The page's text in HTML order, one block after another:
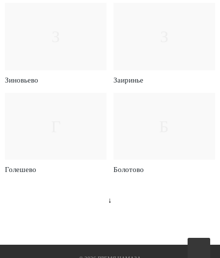
Зиновьево Заиринье
Голешево Болотово
↓